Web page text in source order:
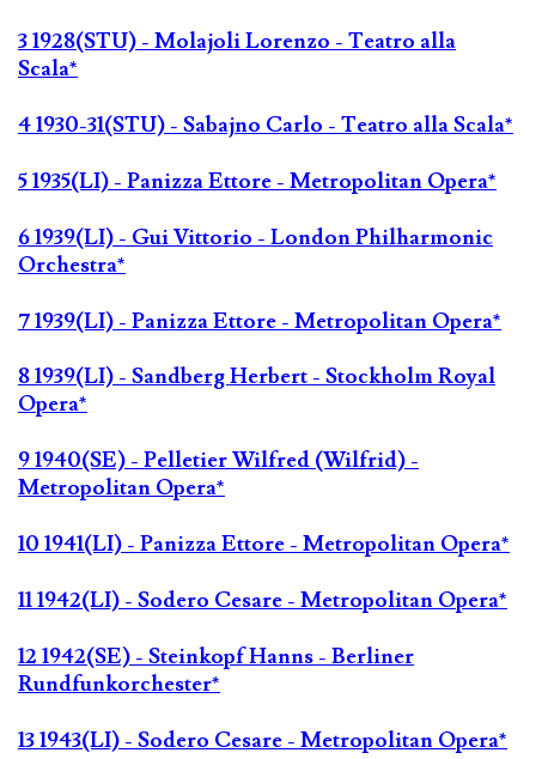
3 1928(STU) - Molajoli Lorenzo - Teatro alla
Scala*
4 1930-31(STU) - Sabajno Carlo - Teatro alla Scala*
5 1935(LI) - Panizza Ettore - Metropolitan Opera*
6 1939(LI) - Gui Vittorio - London Philharmonic
Orchestra*
7 1939(LI) - Panizza Ettore - Metropolitan Opera*
8 1939(LI) - Sandberg Herbert - Stockholm Royal
Opera*
9 1940(SE) - Pelletier Wilfred (Wilfrid) -
Metropolitan Opera*
10 1941(LI) - Panizza Ettore - Metropolitan Opera*
11 1942(LI) - Sodero Cesare - Metropolitan Opera*
12 1942(SE) - Steinkopf Hanns - Berliner
Rundfunkorchester*
13 1943(LI) - Sodero Cesare - Metropolitan Opera*